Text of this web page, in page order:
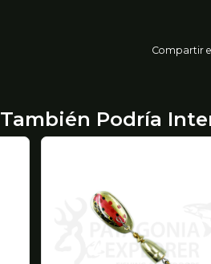
Compartir
También Podría